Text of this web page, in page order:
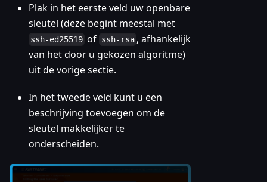
Plak in het eerste veld uw openbare
sleutel (deze begint meestal met
ssh-ed25519 of ssh-rsa , afhankelijk
van het door u gekozen algoritme)
uit de vorige sectie.
In het tweede veld kunt u een
beschrijving toevoegen om de
sleutel makkelijker te
onderscheiden.